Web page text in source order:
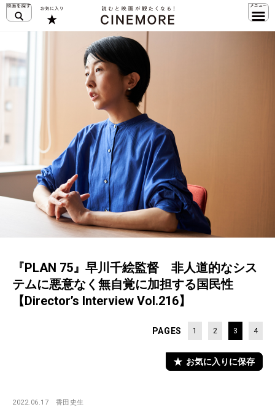
『PLAN 75』早川千絵監督 非人道的なシス
テムに悪意なく無自覚に加担する国民性
【Director’s Interview Vol.216】
PAGES 1 2 3 4
お気に入りに保存
2022.06.17 香田史生